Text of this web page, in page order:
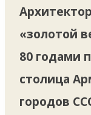
«золотой
80 годами
столица
городов